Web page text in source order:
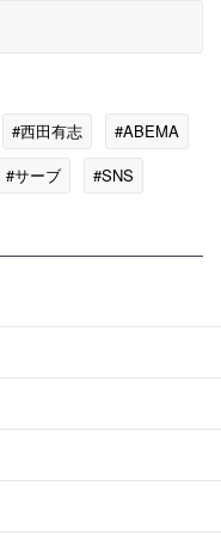
#西田有志
#ABEMA
#サーブ
#SNS